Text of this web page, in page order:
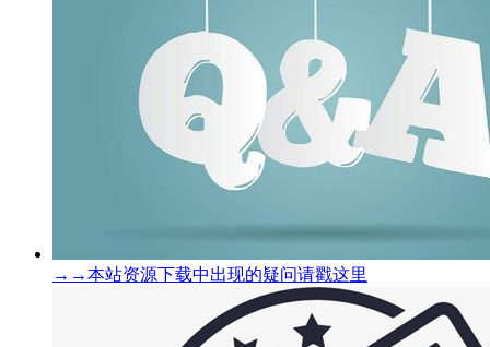
→→本站资源下载中出现的疑问请戳这里